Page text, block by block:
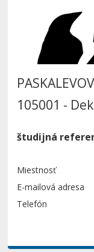
105001 -
študijná
Miestnosť
E-mailová adresa
Telefón